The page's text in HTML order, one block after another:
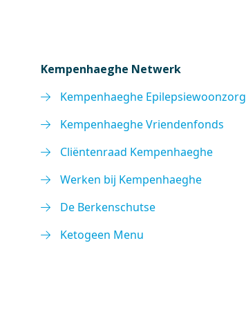
Kempenhaeghe Netwerk
Kempenhaeghe Epilepsiewoonzorg
Kempenhaeghe Vriendenfonds
Cliëntenraad Kempenhaeghe
Werken bij Kempenhaeghe
De Berkenschutse
Ketogeen Menu